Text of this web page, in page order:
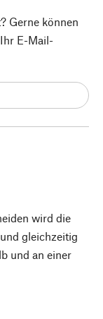
wird die
gleichzeitig
und an einer
Gerne können
E-Mail-